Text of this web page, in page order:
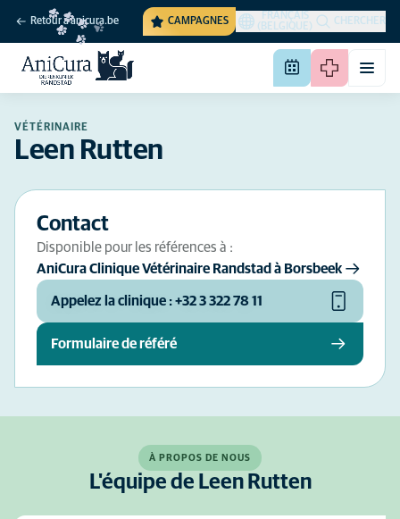
Retour à anicura.be CAMPAGNES
FRANÇAIS
(BELGIQUE)
CHERCHER
VÉTÉRINAIRE
Leen Rutten
Contact
Disponible pour les références à :
AniCura Clinique Vétérinaire Randstad à Borsbeek
Appelez la clinique : +32 3 322 78 11
Formulaire de référé
À PROPOS DE NOUS
L'équipe de Leen Rutten